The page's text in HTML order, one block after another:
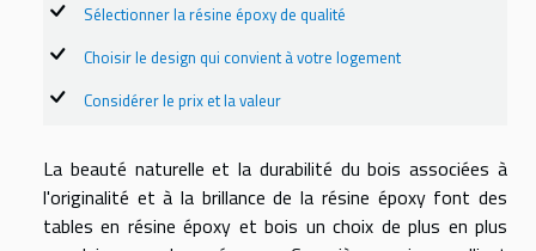
Sélectionner la résine époxy de qualité
Choisir le design qui convient à votre logement
Considérer le prix et la valeur
La beauté naturelle et la durabilité du bois associées à
l'originalité et à la brillance de la résine époxy font des
tables en résine époxy et bois un choix de plus en plus